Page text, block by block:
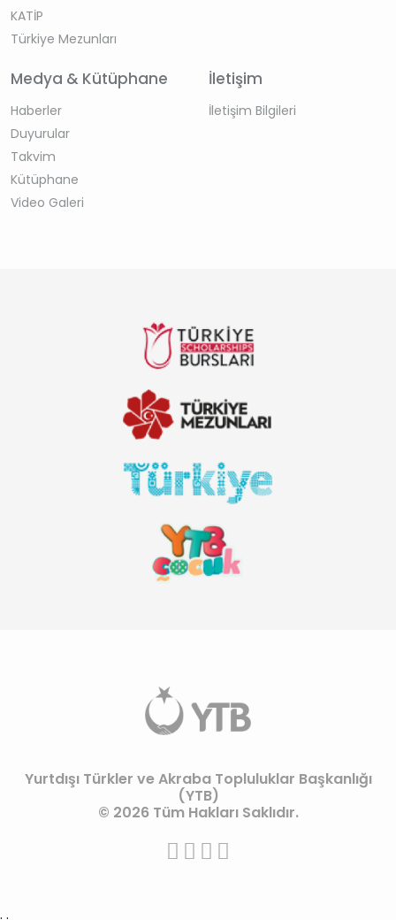
KATİP
Türkiye Mezunları
Medya & Kütüphane
Haberler
Duyurular
Takvim
Kütüphane
Video Galeri
İletişim
İletişim Bilgileri
Yurtdışı Türkler ve Akraba Topluluklar Başkanlığı
(YTB)
© 2026 Tüm Hakları Saklıdır.